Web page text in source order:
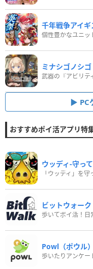
千年戦争アイギ
個性豊かなユニッ
ミナシゴノシゴ
PC
おすすめポイ活アプリ特
ウッディ‐守っ
「ウッディ」を
ビットウォーク
Powl（ポウル）